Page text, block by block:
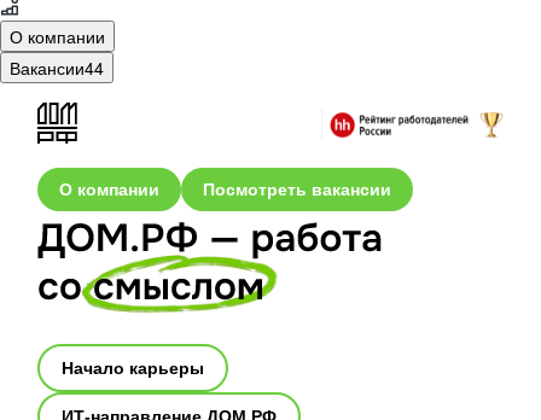
О компании
Вакансии44
О компании Посмотреть вакансии
Начало карьеры